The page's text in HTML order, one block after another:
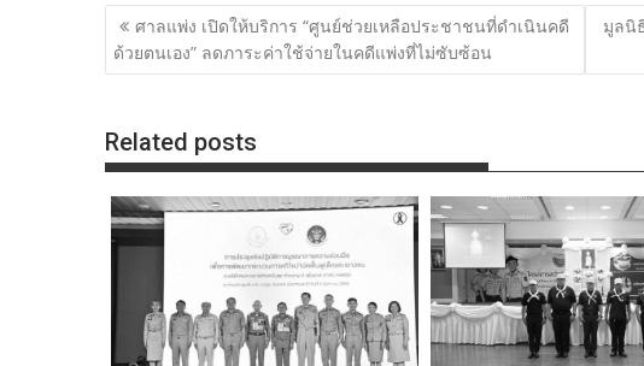
แนะแนว
เรื่อง
ศาลแพ่ง เปิดให้บริการ “ศูนย์ช่วยเหลือประชาชนที่ดำเนินคดี
ด้วยตนเอง” ลดภาระค่าใช้จ่ายในคดีแพ่งที่ไม่ซับซ้อน
มูลนิ
Related posts